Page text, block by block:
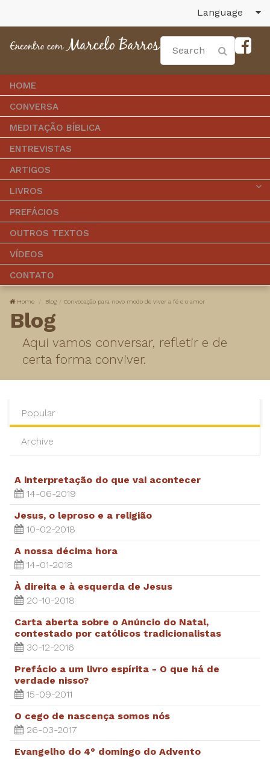
Language
HOME
CONVERSA
MEDITAÇÃO BÍBLICA
ENTREVISTAS
ARTIGOS
LIVROS
PREFÁCIOS
OUTROS TEXTOS
VÍDEOS
CONTATO
Home Blog Convocação para novo modo de viver a fé e o amor
Blog
Aqui vamos conversar, refletir e de
certa forma conviver.
Popular
Archive
A interpretação do que vai acontecer
14-06-2019
Jesus, o leproso e a religião
10-02-2018
A nossa décima hora
14-01-2018
À direita e à esquerda de Jesus
20-10-2018
Carta aberta sobre o Anúncio do Natal,
contestado por católicos tradicionalistas
30-12-2016
Prefácio a um livro espírita - O que há de
verdade nisso?
15-09-2011
O cego de nascença somos nós
26-03-2017
Evangelho do 4° domingo do Advento